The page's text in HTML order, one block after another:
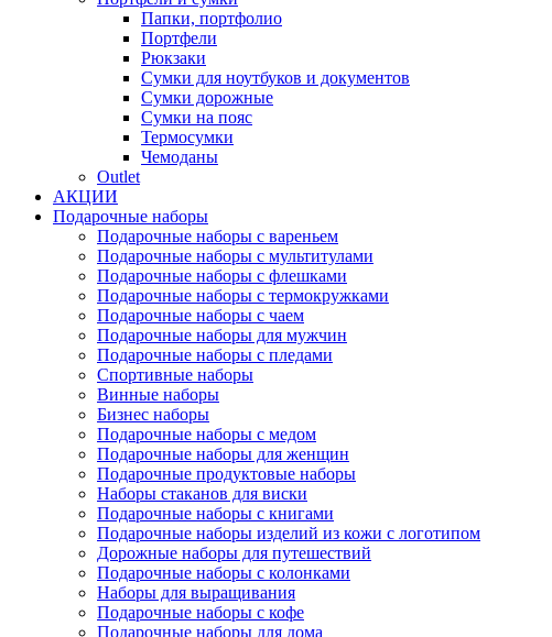
Папки, портфолио
Портфели
Рюкзаки
Сумки для ноутбуков и документов
Сумки дорожные
Сумки на пояс
Термосумки
Чемоданы
Outlet
АКЦИИ
Подарочные наборы
Подарочные наборы с вареньем
Подарочные наборы с мультитулами
Подарочные наборы с флешками
Подарочные наборы с термокружками
Подарочные наборы с чаем
Подарочные наборы для мужчин
Подарочные наборы с пледами
Спортивные наборы
Винные наборы
Бизнес наборы
Подарочные наборы с медом
Подарочные наборы для женщин
Подарочные продуктовые наборы
Наборы стаканов для виски
Подарочные наборы с книгами
Подарочные наборы изделий из кожи с логотипом
Дорожные наборы для путешествий
Подарочные наборы с колонками
Наборы для выращивания
Подарочные наборы с кофе
Подарочные наборы для дома